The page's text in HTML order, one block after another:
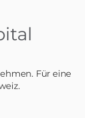
Für eine